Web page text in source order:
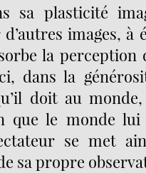
sa plasticité
images, à
la
dans la
doit au
que le monde
se met
sa propre